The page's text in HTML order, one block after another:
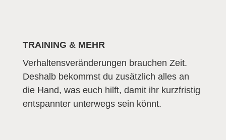
TRAINING & MEHR
Verhaltensveränderungen brauchen Zeit.
Deshalb bekommst du zusätzlich alles an
die Hand, was euch hilft, damit ihr kurzfristig
entspannter unterwegs sein könnt.